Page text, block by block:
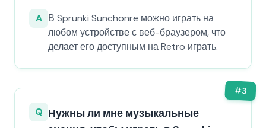
A В Sprunki Sunchonre можно играть на
любом устройстве с веб-браузером, что
делает его доступным на Retro играть.
#3
Q Нужны ли мне музыкальные